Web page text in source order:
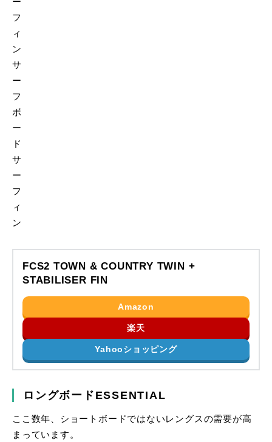
FCS2 TOWN & COUNTRY TWIN +
STABILISER FIN
Amazon
楽天
Yahooショッピング
ロングボードESSENTIAL
ここ数年、ショートボードではないレングスの需要が高
まっています。